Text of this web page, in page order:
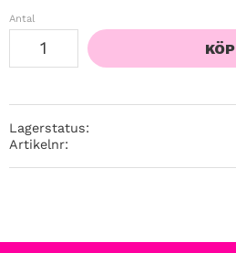
Antal
KÖP
Lagerstatus
Artikelnr